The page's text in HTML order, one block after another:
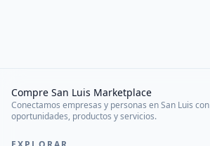
Compre San Luis Marketplace
Conectamos empresas y personas en San Luis con
oportunidades, productos y servicios.